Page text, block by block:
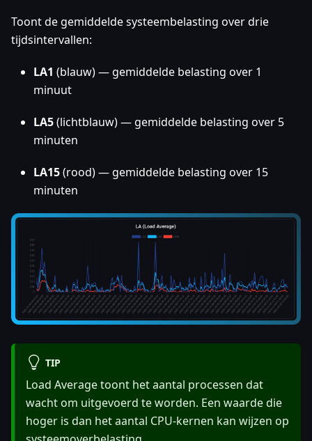
Toont de gemiddelde systeembelasting over drie
tijdsintervallen:
LA1 (blauw) — gemiddelde belasting over 1
minuut
LA5(lichtblauw) — gemiddelde belasting over 5
minuten
LA15(rood) — gemiddelde belasting over 15
minuten
TIP
Load Average toont het aantal processen dat
wacht om uitgevoerd te worden. Een waarde die
hoger is dan het aantal CPU-kernen kan wijzen op